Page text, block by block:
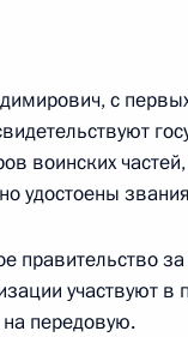
льгот
кавалеров
формирование
с
воинских
удостоены
правительство
участвуют в
передовую.